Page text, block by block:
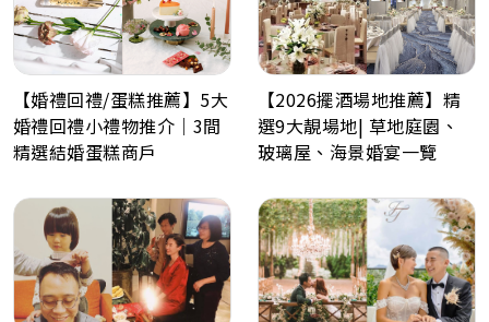
【婚禮回禮/蛋糕推薦】5大
婚禮回禮小禮物推介｜3間
精選結婚蛋糕商戶
【2026擺酒場地推薦】精
選9大靚場地| 草地庭園、
玻璃屋、海景婚宴一覽